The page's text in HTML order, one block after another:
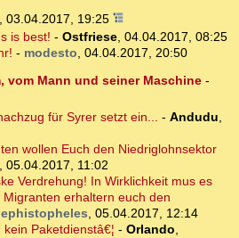
, 03.04.2017, 19:25
is best! - Ostfriese, 04.04.2017, 08:25
- modesto, 04.04.2017, 20:50
vom Mann und seiner Maschine-
für Syrer setzt ein... - Andudu,
wollen Euch den Niedriglohnsektor
, 05.04.2017, 11:02
Verdrehung! In Wirklichkeit mus es
erhaltern euch den
, 05.04.2017, 12:14
Paketdienstâ€¦ - Orlando,